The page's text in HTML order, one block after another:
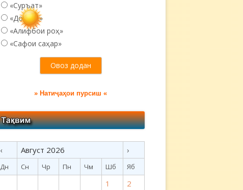
«Суръат»
«Донояк»
«Алифбои роҳ»
«Сафои саҳар»
» Натиҷаҳои пурсиш «
‹ Август 2026 ›
Дн Сн Чр Пн Чм Шб Яб
1
2